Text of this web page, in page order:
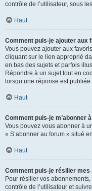
contrôle de l’utilisateur, sous
Haut
Comment puis-je ajouter aux
Vous pouvez ajouter aux
cliquant sur le lien approprié
en bas des sujets et parfois
Répondre à un sujet tout en
lorsqu’une réponse est
Haut
Comment puis-je m’abonner
Vous pouvez vous abonner à
« S’abonner au forum » situé
Haut
Comment puis-je résilier mes
Pour résilier vos
contrôle de l’utilisateur et